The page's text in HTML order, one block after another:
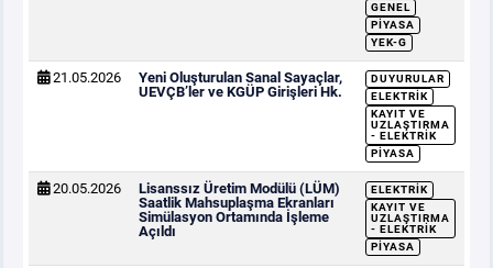
GENEL
PIYASA
YEK-G
21.05.2026
Yeni Oluşturulan Sanal Sayaçlar,
UEVÇB’ler ve KGÜP Girişleri Hk.
DUYURULAR
ELEKTRIK
KAYIT VE
UZLAŞTIRMA
- ELEKTRIK
PIYASA
20.05.2026
Lisanssız Üretim Modülü (LÜM)
Saatlik Mahsuplaşma Ekranları
Simülasyon Ortamında İşleme
Açıldı
ELEKTRIK
KAYIT VE
UZLAŞTIRMA
- ELEKTRIK
PIYASA